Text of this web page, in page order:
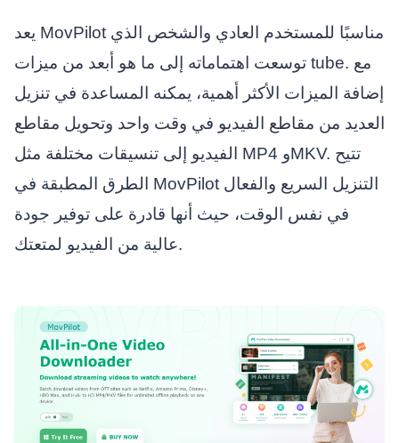
يعد MovPilot مناسبًا للمستخدم العادي والشخص الذي
توسعت اهتماماته إلى ما هو أبعد من ميزات tube. مع
إضافة الميزات الأكثر أهمية، يمكنه المساعدة في تنزيل
العديد من مقاطع الفيديو في وقت واحد وتحويل مقاطع
الفيديو إلى تنسيقات مختلفة مثل MP4 وMKV. تتيح
الطرق المطبقة في MovPilot التنزيل السريع والفعال
في نفس الوقت، حيث أنها قادرة على توفير جودة
عالية من الفيديو لمتعتك.